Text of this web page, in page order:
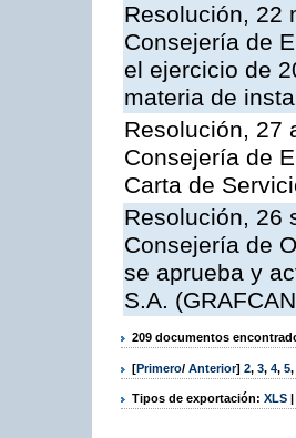
Resolución, 22
Consejería de
el ejercicio de
materia de
Resolución, 27
Consejería de
Carta de
Resolución, 26
Consejería de
se aprueba y
S.A.
209 documentos
[Primero/ Anterior] 2, 3, 4, 5,
Tipos de exportación: XLS |